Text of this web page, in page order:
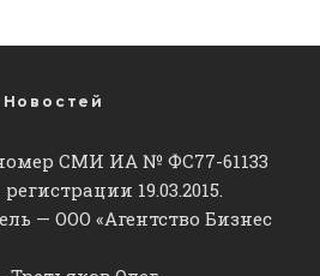
СМИ ИА № ФС77-61133
19.03.2015.
— ООО «Агентство Бизнес